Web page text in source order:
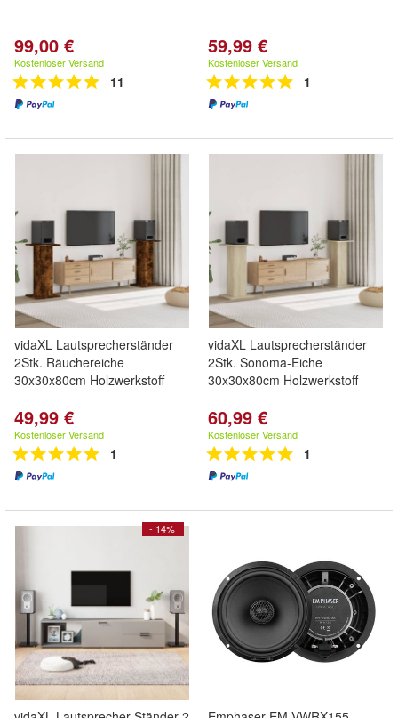
99,00 €
Kostenloser Versand
11
59,99 €
Kostenloser Versand
1
vidaXL Lautsprecherständer
2Stk. Räuchereiche
30x30x80cm Holzwerkstoff
49,99 €
Kostenloser Versand
1
vidaXL Lautsprecherständer
2Stk. Sonoma-Eiche
30x30x80cm Holzwerkstoff
60,99 €
Kostenloser Versand
1
- 14%